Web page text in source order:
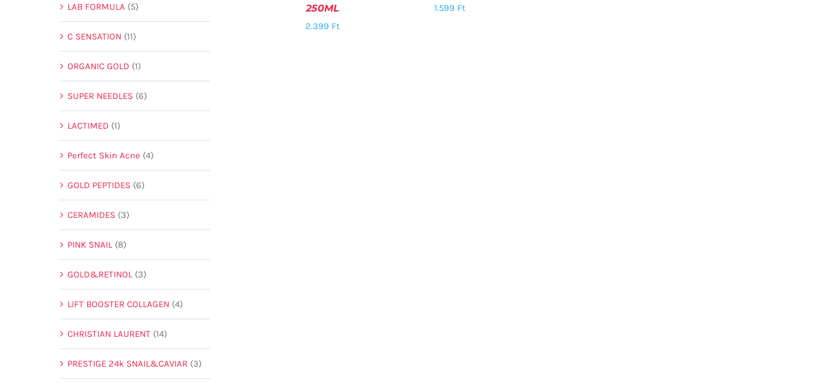
250ML
2.399 Ft
1.599 Ft
LAB FORMULA (5)
C SENSATION (11)
ORGANIC GOLD (1)
SUPER NEEDLES (6)
LACTIMED (1)
Perfect Skin Acne (4)
GOLD PEPTIDES (6)
CERAMIDES (3)
PINK SNAIL (8)
GOLD&RETINOL (3)
LIFT BOOSTER COLLAGEN (4)
CHRISTIAN LAURENT (14)
PRESTIGE 24k SNAIL&CAVIAR (3)